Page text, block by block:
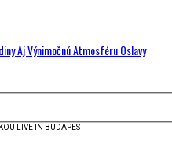
Aj Výnimočnú Atmosféru Oslavy
LIVE IN BUDAPEST